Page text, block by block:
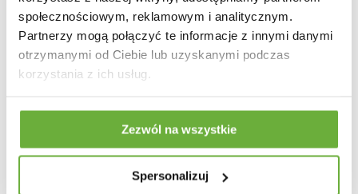
społecznościowym, reklamowym i analitycznym.
Partnerzy mogą połączyć te informacje z innymi danymi
otrzymanymi od Ciebie lub uzyskanymi podczas
korzystania z ich usług.
Zezwól na wszystkie
Spersonalizuj